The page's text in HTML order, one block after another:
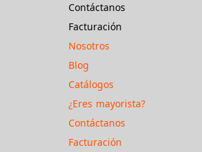
Contáctanos
Facturación
Nosotros
Blog
Catálogos
¿Eres mayorista?
Contáctanos
Facturación